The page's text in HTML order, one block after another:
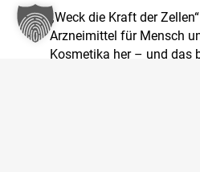
„Weck die Kraft der
Arzneimittel für Mensch
Kosmetika her – und das